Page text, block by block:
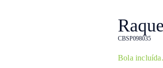
CBSP098035
Bola incluída.